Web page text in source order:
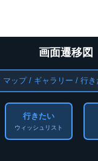
画面遷移図
マップ / ギャラリー / 行
行きたい
ウィッシュリスト